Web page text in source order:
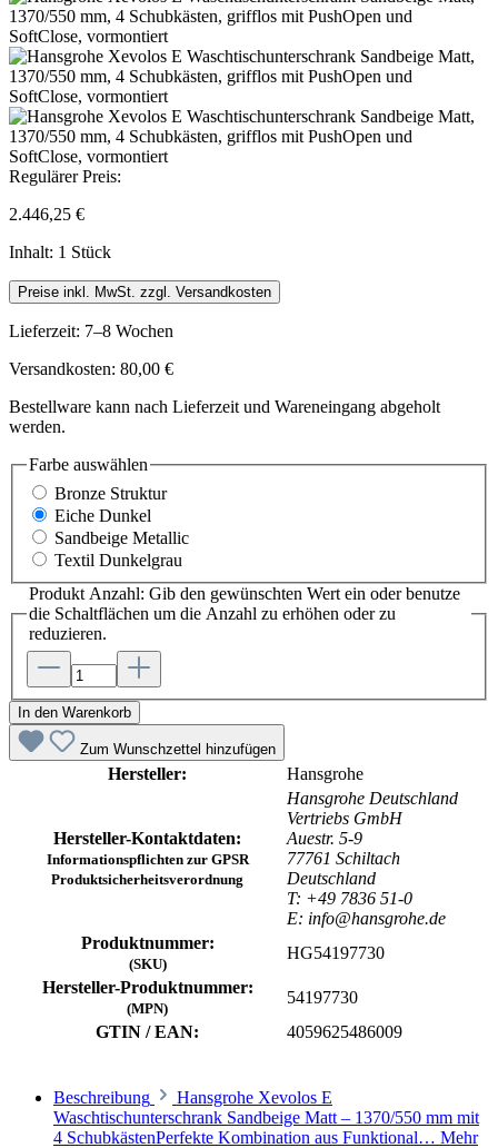
Regulärer Preis:
2.446,25 €
Inhalt: 1 Stück
Preise inkl. MwSt. zzgl. Versandkosten
Lieferzeit: 7–8 Wochen
Versandkosten: 80,00 €
Bestellware kann nach Lieferzeit und Wareneingang abgeholt
werden.
Farbe auswählen
Bronze Struktur
Eiche Dunkel
Sandbeige Metallic
Textil Dunkelgrau
Produkt Anzahl: Gib den gewünschten Wert ein oder benutze
die Schaltflächen um die Anzahl zu erhöhen oder zu
reduzieren.
In den Warenkorb
Zum Wunschzettel hinzufügen
Hersteller: Hansgrohe
Hersteller-Kontaktdaten:
Informationspflichten zur GPSR
Produktsicherheitsverordnung
Hansgrohe Deutschland
Vertriebs GmbH
Auestr. 5-9
77761 Schiltach
Deutschland
T: +49 7836 51-0
E: info@hansgrohe.de
Produktnummer:
(SKU)
HG54197730
Hersteller-Produktnummer:
(MPN)
54197730
GTIN / EAN:
4059625486009
Beschreibung
Hansgrohe Xevolos E
Waschtischunterschrank Sandbeige Matt – 1370/550 mm mit
4 SchubkästenPerfekte Kombination aus Funktional… Mehr